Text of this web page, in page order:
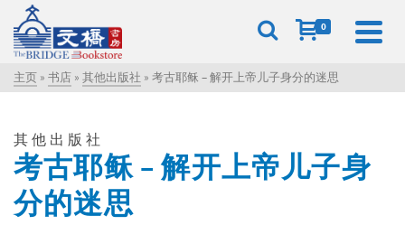
0
主页 » 书店 » 其他出版社 » 考古耶稣 – 解开上帝儿子身分的迷思
其他出版社
考古耶稣 – 解开上帝儿子身
分的迷思